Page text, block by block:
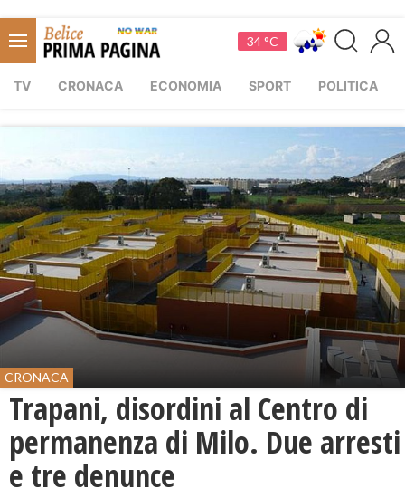
34 °C
TV CRONACA ECONOMIA SPORT POLITICA
CRONACA
Trapani, disordini al Centro di
permanenza di Milo. Due arresti
e tre denunce